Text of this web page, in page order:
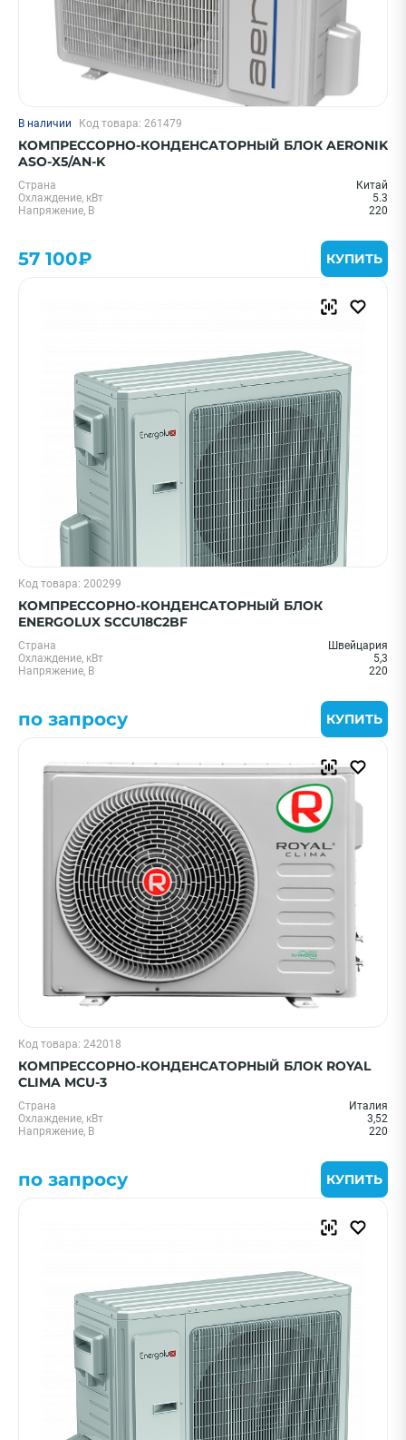
Смотреть все фильтры
В наличии Код товара: 261479
КОМПРЕССОРНО-КОНДЕНСАТОРНЫЙ БЛОК AERONIK
ASO-X5/AN-K
Страна
Китай
Охлаждение, кВт
5.3
Напряжение, В
220
57 100₽ КУПИТЬ
Код товара: 200299
КОМПРЕССОРНО-КОНДЕНСАТОРНЫЙ БЛОК
ENERGOLUX SCCU18C2BF
Страна
Швейцария
Охлаждение, кВт
5,3
Напряжение, В
220
по запросу КУПИТЬ
Код товара: 242018
КОМПРЕССОРНО-КОНДЕНСАТОРНЫЙ БЛОК ROYAL
CLIMA MCU-3
Страна
Италия
Охлаждение, кВт
3,52
Напряжение, В
220
по запросу КУПИТЬ